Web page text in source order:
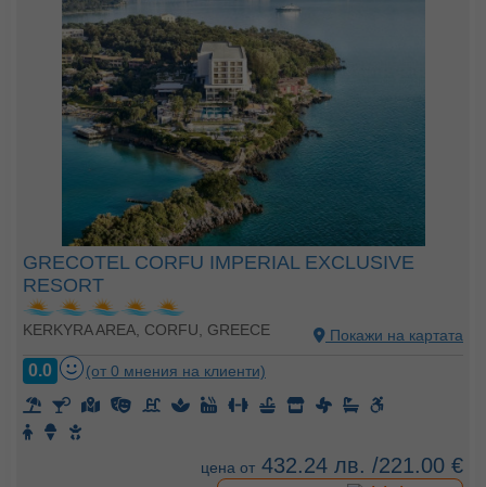
GRECOTEL CORFU IMPERIAL EXCLUSIVE
RESORT
KERKYRA AREA, CORFU, GREECE Покажи на картата
0.0 (от 0 мнения на клиенти)
цена от 432.24 лв. /221.00 €